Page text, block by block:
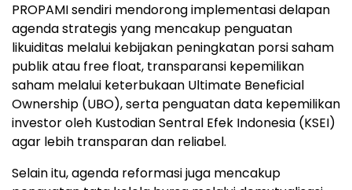
PROPAMI sendiri mendorong implementasi delapan
agenda strategis yang mencakup penguatan
likuiditas melalui kebijakan peningkatan porsi saham
publik atau free float, transparansi kepemilikan
saham melalui keterbukaan Ultimate Beneficial
Ownership (UBO), serta penguatan data kepemilikan
investor oleh Kustodian Sentral Efek Indonesia (KSEI)
agar lebih transparan dan reliabel.
Selain itu, agenda reformasi juga mencakup